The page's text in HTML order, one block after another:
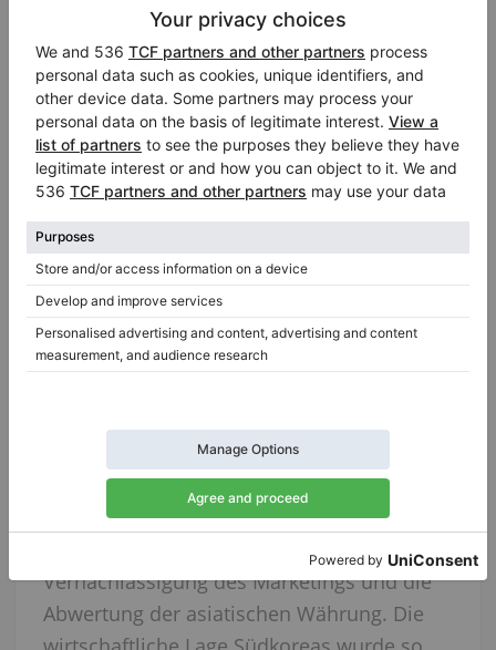
Samick-Pianos innerhalb weniger Jahre ins
Ausland exportiert würden. Eine Dekade
nach der Herstellung des ersten Flügels
beschäftigte das Unternehmen bereits
Tausende von Arbeitern, die nicht nur
Flügel, sondern auch akustische und
dynamische Wachstum führte zur
Eröffnung neuer Niederlassungen in
Kalifornien (1978), Berlin (1980) und in den
1990er Jahren in Indonesien und China.
dazu, dass Samick in eine schwierige Phase
geriet und letztendlich Insolvenz anmelden
musste. Zu den Ursachen gehörten der Tod
Vernachlässigung des Marketings und die
Abwertung der asiatischen Währung. Die